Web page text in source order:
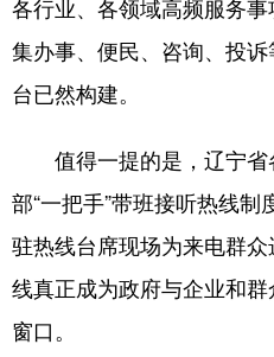
各行业、各领域高频服务
集办事、便民、咨询、投
台已然构建。
值得一提的是，辽宁省
部“一把手”带班接听热线
驻热线台席现场为来电群
线真正成为政府与企业和
窗口。